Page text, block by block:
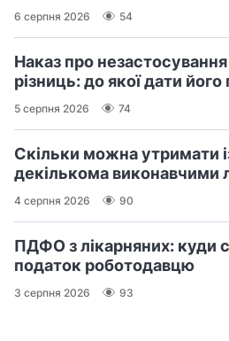
6 серпня 2026 54
Наказ про
різниць: до якої дати
5 серпня 2026 74
Скільки можна утримати
декількома виконавчими
4 серпня 2026 90
ПДФО з лікарняних: куди
податок роботодавцю
3 серпня 2026 93